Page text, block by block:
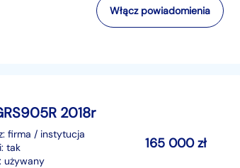
Włącz powiadomienia
2018r
firma / instytucja
tak
używany
165 000zł